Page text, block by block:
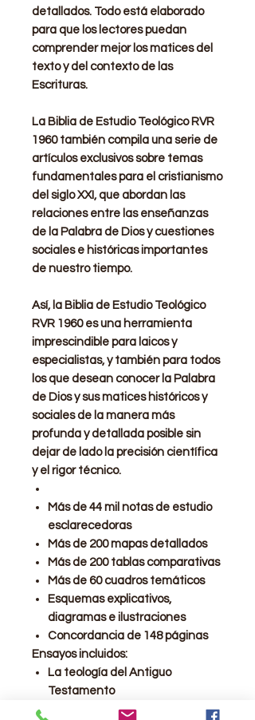
detallados. Todo está elaborado
para que los lectores puedan
comprender mejor los matices del
texto y del contexto de las
Escrituras.
​La Biblia de Estudio Teológico RVR
1960 también compila una serie de
artículos exclusivos sobre temas
fundamentales para el cristianismo
del siglo XXI, que abordan las
relaciones entre las enseñanzas
de la Palabra de Dios y cuestiones
sociales e históricas importantes
de nuestro tiempo.
Así, la Biblia de Estudio Teológico
RVR 1960 es una herramienta
imprescindible para laicos y
especialistas, y también para todos
los que desean conocer la Palabra
de Dios y sus matices históricos y
sociales de la manera más
profunda y detallada posible sin
dejar de lado la precisión científica
y el rigor técnico.
Más de 44 mil notas de estudio
esclarecedoras
Más de 200 mapas detallados
Más de 200 tablas comparativas
Más de 60 cuadros temáticos
Esquemas explicativos,
diagramas e ilustraciones
Concordancia de 148 páginas
Ensayos incluidos:
La teología del Antiguo
Testamento
La fecha del éxodo